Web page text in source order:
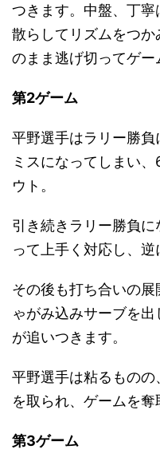
つきます。中盤、丁
散らしてリズムをつ
のまま逃げ切ってゲー
第2ゲーム
平野選手はラリー勝
ミスになってしまい
ウト。
引き続きラリー勝負
って上手く対応し、逆
その後も打ち合いの
ゃがみ込みサーブを
が追いつきます。
平野選手は粘るものの
を取られ、ゲームを奪
第3ゲーム